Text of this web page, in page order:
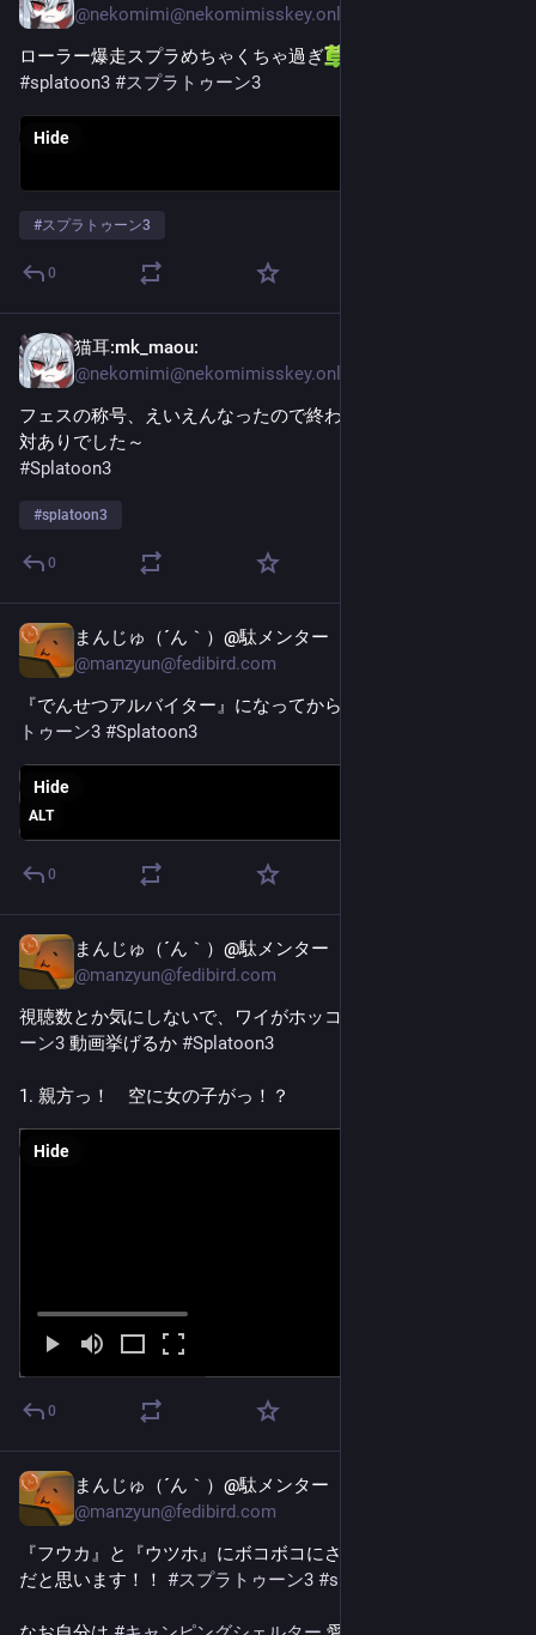
@nekomimi@nekomimisskey.online
ローラー爆走スプラめちゃくちゃ過ぎ​
#splatoon3 #スプラトゥーン3
Hide
#スプラトゥーン3
0
猫耳:mk_maou:
@nekomimi@nekomimisskey.online
フェスの称号、えいえんなったので終わり！​
対ありでした～
#Splatoon3
#splatoon3
0
まんじゅ（´ん｀）@駄メンター
@manzyun@fedibird.com
『でんせつアルバイター』になってから言える台詞
トゥーン3 #Splatoon3
ALT
Hide
0
まんじゅ（´ん｀）@駄メンター
@manzyun@fedibird.com
視聴数とか気にしないで、ワイがホッコリした
ーン3 動画挙げるか #Splatoon3
1. 親方っ！　空に女の子がっ！？
Hide
0
まんじゅ（´ん｀）@駄メンター
@manzyun@fedibird.com
『フウカ』と『ウツホ』にボコボコにされた不良達は幸せ者
だと思います！！ #スプラトゥーン3 #splatoon3